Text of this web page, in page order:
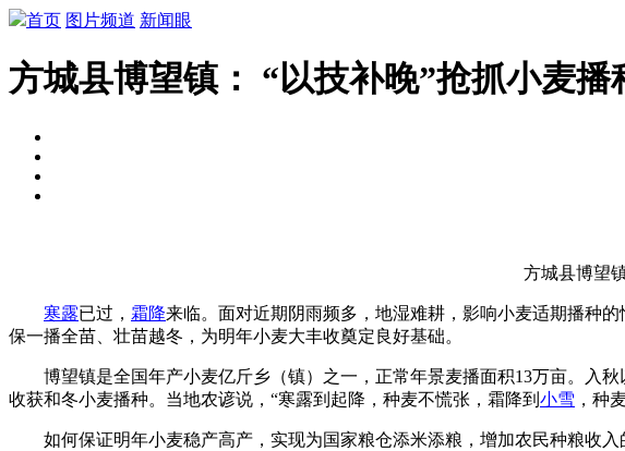
首页 图片频道 新闻眼
方城县博望镇： “以技补晚”抢抓小麦播
方城县博望镇
寒露已过， 霜降来临。面对近期阴雨频多，地湿难耕，影响小麦适期播种
保一播全苗、壮苗越冬，为明年小麦大丰收奠定良好基础。
博望镇是全国年产小麦亿斤乡（镇）之一，正常年景麦播面积13万亩。入秋
收获和冬小麦播种。当地农谚说，“寒露到起降，种麦不慌张，霜降到 小雪 ，种
如何保证明年小麦稳产高产，实现为国家粮仓添米添粮，增加农民种粮收入